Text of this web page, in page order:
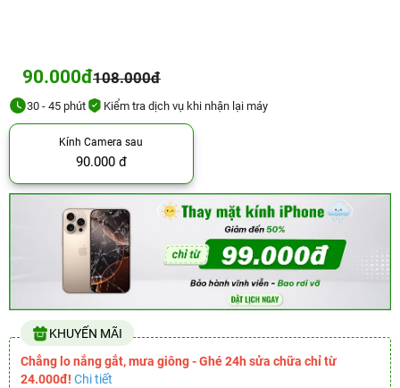
90.000đ108.000đ
30 - 45 phút Kiểm tra dịch vụ khi nhận lại máy
Kính Camera sau
90.000 đ
KHUYẾN MÃI
Chẳng lo nắng gắt, mưa giông - Ghé 24h sửa chữa chỉ từ
24.000đ! Chi tiết